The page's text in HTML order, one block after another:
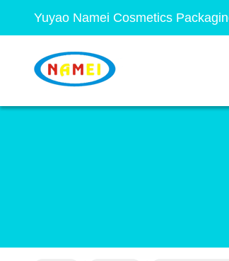
Yuyao Namei Cosmetics